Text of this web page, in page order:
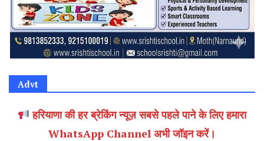
Advt
हरियाणा की हर ब्रेकिंग न्यूज़ सबसे पहले पाने के लिए हमारा
WhatsApp Channel अभी जॉइन करें।